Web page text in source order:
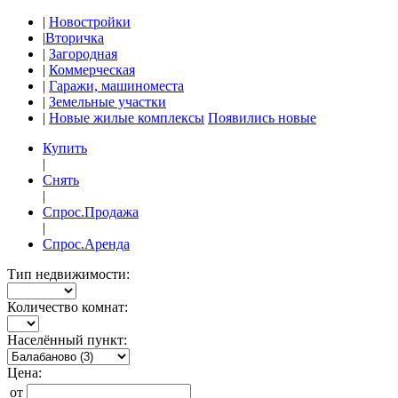
| Новостройки
|Вторичка
| Загородная
| Коммерческая
| Гаражи, машиноместа
| Земельные участки
| Новые жилые комплексы Появились новые
Купить
|
Снять
|
Спрос.Продажа
|
Спрос.Аренда
Тип недвижимости:
Количество комнат:
Населённый пункт:
Цена:
от